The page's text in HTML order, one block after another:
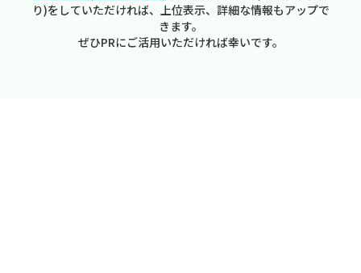
り)をしていただければ、上位表示、詳細な情報もアップで
きます。
ぜひPRにご活用いただければ幸いです。